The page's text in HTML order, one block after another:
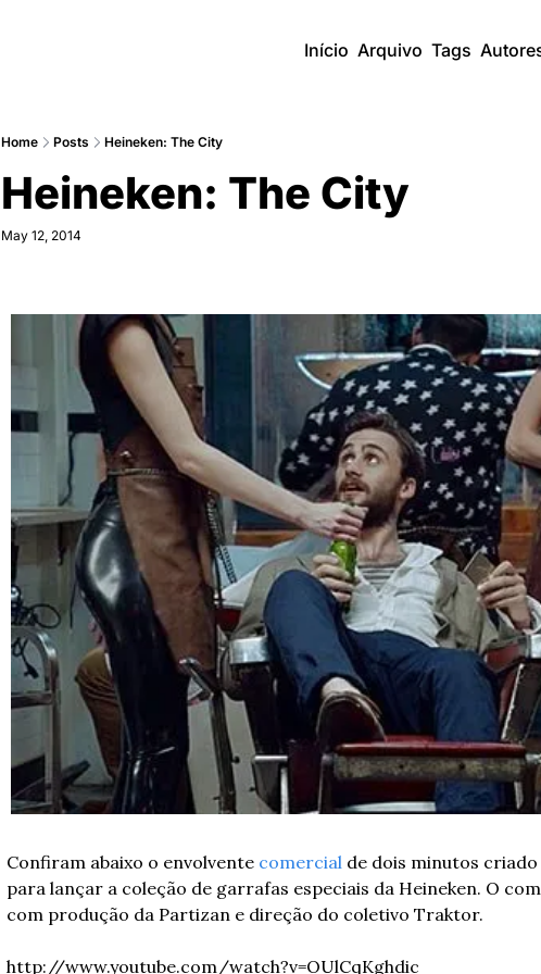
Início Arquivo Tags
Home Posts Heineken: The City
Heineken: The City
May 12, 2014
Confiram abaixo o envolvente comercial de dois minutos
para lançar a coleção de garrafas especiais da Heineken. O
com produção da Partizan e direção do coletivo Traktor.
http://www.youtube.com/watch?v=OUlCqKghdic